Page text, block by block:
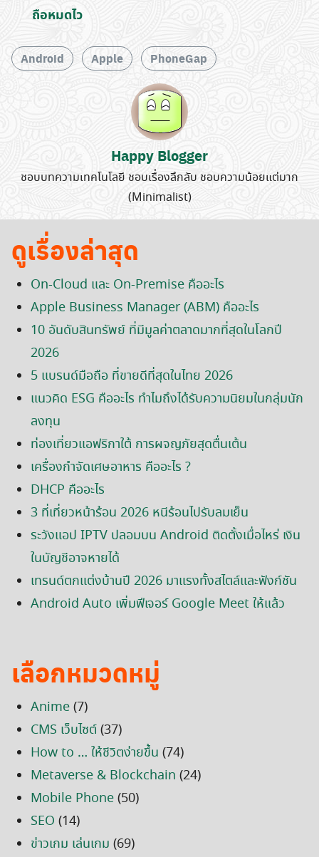
ถือหมดไว
Android Apple PhoneGap
Happy Blogger
ชอบบทความเทคโนโลยี ชอบเรื่องลึกลับ ชอบความน้อยแต่มาก
(Minimalist)
ดูเรื่องล่าสุด
On-Cloud และ On-Premise คืออะไร
Apple Business Manager (ABM) คืออะไร
10 อันดับสินทรัพย์ ที่มีมูลค่าตลาดมากที่สุดในโลกปี
2026
5 แบรนด์มือถือ ที่ขายดีที่สุดในไทย 2026
แนวคิด ESG คืออะไร ทำไมถึงได้รับความนิยมในกลุ่มนัก
ลงทุน
ท่องเที่ยวแอฟริกาใต้ การผจญภัยสุดตื่นเต้น
เครื่องกำจัดเศษอาหาร คืออะไร ?
DHCP คืออะไร
3 ที่เที่ยวหน้าร้อน 2026 หนีร้อนไปรับลมเย็น
ระวังแอป IPTV ปลอมบน Android ติดตั้งเมื่อไหร่ เงิน
ในบัญชีอาจหายได้
เทรนด์ตกแต่งบ้านปี 2026 มาแรงทั้งสไตล์และฟังก์ชัน
Android Auto เพิ่มฟีเจอร์ Google Meet ให้แล้ว
เลือกหมวดหมู่
Anime(7)
CMS เว็บไซต์(37)
How to … ให้ชีวิตง่ายขึ้น (74)
Metaverse & Blockchain (24)
Mobile Phone(50)
SEO (14)
ข่าวเกม เล่นเกม (69)